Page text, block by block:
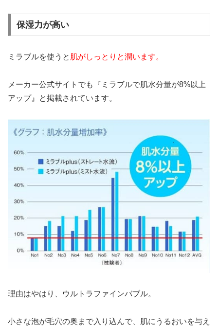
保湿力が高い
ミラブルを使うと 肌がしっとりと潤います。
メーカー公式サイトでも『ミラブルで肌水分量が8%以上
アップ』と掲載されています。
理由はやはり、ウルトラファインバブル。
小さな泡が毛穴の奥まで入り込んで、肌にうるおいを与え